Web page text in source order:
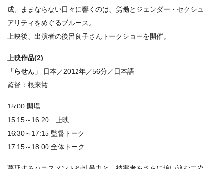
成。ままならない日々に響くのは、労働とジェンダー・セクシュ
アリティをめぐるブルース。
上映後、出演者の後呂良子さんトークショーを開催。
上映作品(2)
「らせん」
日本／2012年／56分／日本語
監督：根来祐
15:00 開場
15:15～16:20 上映
16:30～17:15 監督トーク
17:15～18:00 全体トーク